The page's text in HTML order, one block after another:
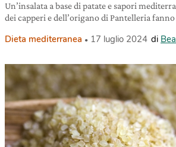
Un’insalata a base di patate e sapori
dei capperi e dell’origano di Pantelleria
Dieta mediterranea 17 luglio 2024 di